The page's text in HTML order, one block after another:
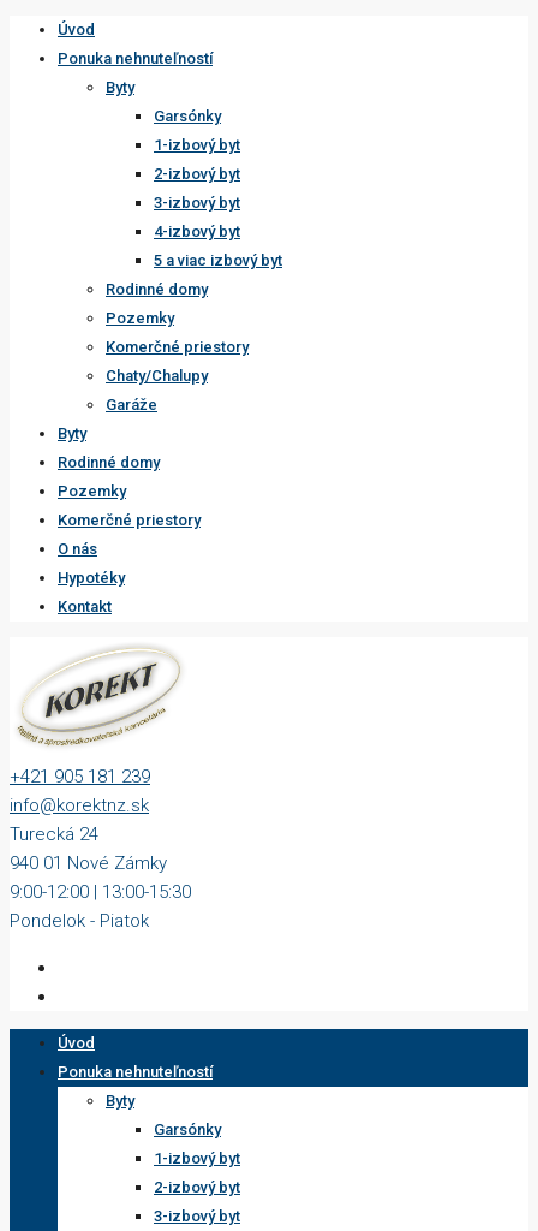
Úvod
Ponuka nehnuteľností
Byty
Garsónky
1-izbový byt
2-izbový byt
3-izbový byt
4-izbový byt
5 a viac izbový byt
Rodinné domy
Pozemky
Komerčné priestory
Chaty/Chalupy
Garáže
Byty
Rodinné domy
Pozemky
Komerčné priestory
O nás
Hypotéky
Kontakt
+421 905 181 239
info@korektnz.sk
Turecká 24
940 01 Nové Zámky
9:00-12:00 | 13:00-15:30
Pondelok - Piatok
Úvod
Ponuka nehnuteľností
Byty
Garsónky
1-izbový byt
2-izbový byt
3-izbový byt